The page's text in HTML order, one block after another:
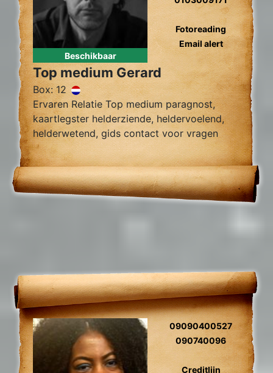
Beschikbaar
Fotoreading
Email alert
Top medium Gerard
Box: 12
Ervaren Relatie Top medium paragnost,
kaartlegster helderziende, heldervoelend,
helderwetend, gids contact voor vragen
over relatie problemen, tweelingzielen,
09090400527
090740096
Creditlijn